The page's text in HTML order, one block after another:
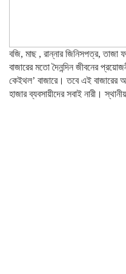
বজি, মাছ , রান্নার জিনিসপত্র,
বাজারের মতো দৈনন্দিন জীবনের
কেইথল’ বাজারে। তবে এই বাজারের
হাজার ব্যবসায়ীদের সবাই নারী।